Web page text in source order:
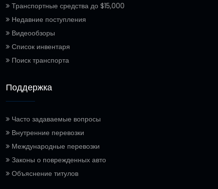
Транспортные средства до $15,000
Недавние поступления
Видеообзоры
Список инвентаря
Поиск транспорта
Поддержка
Часто задаваемые вопросы
Внутренние перевозки
Международные перевозки
Законы о поврежденных авто
Объяснение титулов